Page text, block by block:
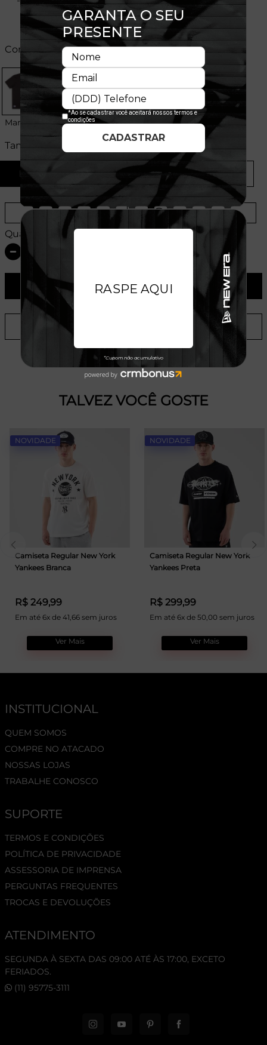
Cores:
Marrom
Tamanhos:
P M G GG
Provador Virtual Tabela de Medidas
Quantidade:
ADICIONAR AO CARRINHO
ADICIONAR A LISTA DE DESEJOS
TALVEZ VOCÊ GOSTE
NOVIDADE
Camiseta Regular New York
Yankees Branca
R$ 249,99
Em até 6x de 41,66 sem juros
Ver Mais
NOVIDADE
Camiseta Regular New York
Yankees Preta
R$ 299,99
Em até 6x de 50,00 sem juros
Ver Mais
INSTITUCIONAL
QUEM SOMOS
COMPRE NO ATACADO
NOSSAS LOJAS
TRABALHE CONOSCO
SUPORTE
TERMOS E CONDIÇÕES
POLÍTICA DE PRIVACIDADE
ASSESSORIA DE IMPRENSA
PERGUNTAS FREQUENTES
TROCAS E DEVOLUÇÕES
ATENDIMENTO
SEGUNDA À SEXTA DAS 09:00 ATÉ ÀS 17:00, EXCETO
FERIADOS.
(11) 95775-3111